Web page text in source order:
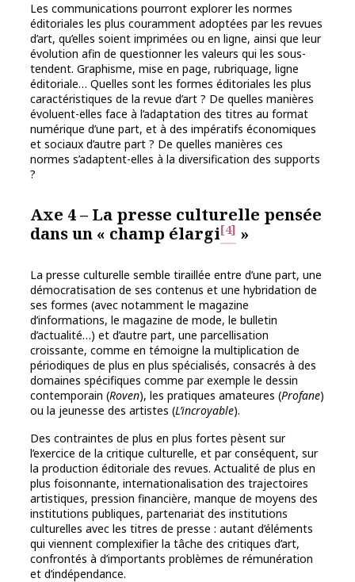
Les communications pourront explorer les normes
éditoriales les plus couramment adoptées par les revues
d’art, qu’elles soient imprimées ou en ligne, ainsi que leur
évolution afin de questionner les valeurs qui les sous-
tendent. Graphisme, mise en page, rubriquage, ligne
éditoriale… Quelles sont les formes éditoriales les plus
caractéristiques de la revue d’art ? De quelles manières
évoluent-elles face à l’adaptation des titres au format
numérique d’une part, et à des impératifs économiques
et sociaux d’autre part ? De quelles manières ces
normes s’adaptent-elles à la diversification des supports
?
Axe 4 – La presse culturelle pensée
dans un « champ élargi[4] »
La presse culturelle semble tiraillée entre d’une part, une
démocratisation de ses contenus et une hybridation de
ses formes (avec notamment le magazine
d’informations, le magazine de mode, le bulletin
d’actualité…) et d’autre part, une parcellisation
croissante, comme en témoigne la multiplication de
périodiques de plus en plus spécialisés, consacrés à des
domaines spécifiques comme par exemple le dessin
contemporain (Roven), les pratiques amateures (Profane)
ou la jeunesse des artistes (L’incroyable).
Des contraintes de plus en plus fortes pèsent sur
l’exercice de la critique culturelle, et par conséquent, sur
la production éditoriale des revues. Actualité de plus en
plus foisonnante, internationalisation des trajectoires
artistiques, pression financière, manque de moyens des
institutions publiques, partenariat des institutions
culturelles avec les titres de presse : autant d’éléments
qui viennent complexifier la tâche des critiques d’art,
confrontés à d’importants problèmes de rémunération
et d’indépendance.